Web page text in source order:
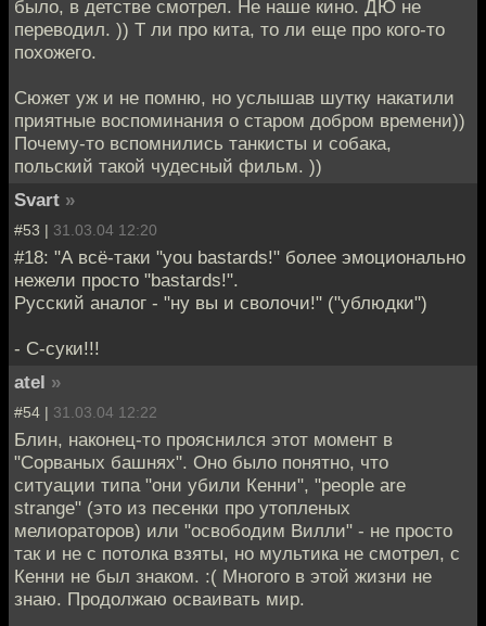
было, в детстве смотрел. Не наше кино. ДЮ не
переводил. )) Т ли про кита, то ли еще про кого-то
похожего.
Сюжет уж и не помню, но услышав шутку накатили
приятные воспоминания о старом добром времени))
Почему-то вспомнились танкисты и собака,
польский такой чудесный фильм. ))
Svart »
#53 | 31.03.04 12:20
#18: "А всё-таки "you bastards!" более эмоционально
нежели просто "bastards!".
Русский аналог - "ну вы и сволочи!" ("ублюдки")
- С-суки!!!
atel »
#54 | 31.03.04 12:22
Блин, наконец-то прояснился этот момент в
"Сорваных башнях". Оно было понятно, что
ситуации типа "они убили Кенни", "people are
strange" (это из песенки про утопленых
мелиораторов) или "освободим Вилли" - не просто
так и не с потолка взяты, но мультика не смотрел, с
Кенни не был знаком. :( Многого в этой жизни не
знаю. Продолжаю осваивать мир.